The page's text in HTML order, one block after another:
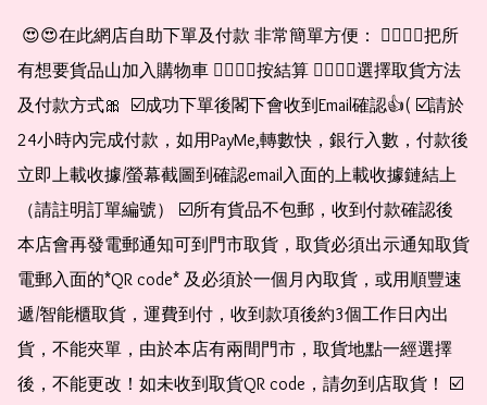
有想要貨品山加入購物車 👉🏻👉🏻按結算 👉🏻👉🏻選擇取貨方法
及付款方式🎀  ☑️成功下單後閣下會收到Email確認👍( ☑️請於
24小時內完成付款，如用PayMe,轉數快，銀行入數，付款後
立即上載收據/螢幕截圖到確認email入面的上載收據鏈結上
（請註明訂單編號） ☑️所有貨品不包郵，收到付款確認後
本店會再發電郵通知可到門市取貨，取貨必須出示通知取貨
電郵入面的*QR code* 及必須於一個月內取貨，或用順豐速
遞/智能櫃取貨，運費到付，收到款項後約3個工作日內出
貨，不能夾單，由於本店有兩間門市，取貨地點一經選擇
後，不能更改！如未收到取貨QR code，請勿到店取貨！ ☑️